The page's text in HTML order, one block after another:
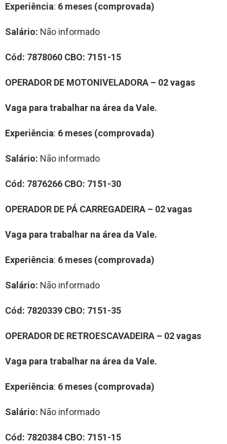
Experiência: 6 meses (comprovada)
Salário: Não informado
Cód: 7878060 CBO: 7151-15
OPERADOR DE MOTONIVELADORA – 02 vagas
Vaga para trabalhar na área da Vale.
Experiência: 6 meses (comprovada)
Salário: Não informado
Cód: 7876266 CBO: 7151-30
OPERADOR DE PÁ CARREGADEIRA – 02 vagas
Vaga para trabalhar na área da Vale.
Experiência: 6 meses (comprovada)
Salário: Não informado
Cód: 7820339 CBO: 7151-35
OPERADOR DE RETROESCAVADEIRA – 02 vagas
Vaga para trabalhar na área da Vale.
Experiência: 6 meses (comprovada)
Salário: Não informado
Cód: 7820384 CBO: 7151-15